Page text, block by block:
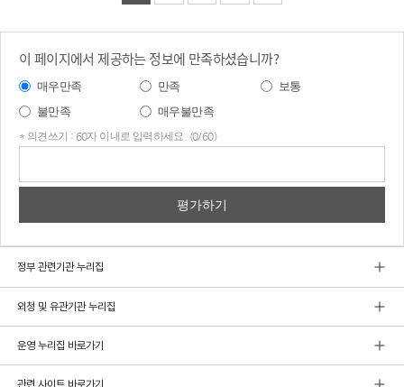
이 페이지에서 제공하는 정보에 만족하셨습니까?
매우만족 만족
보통
불만족
매우불만족
* 의견쓰기 : 60자 이내로 입력하세요. (0/60)
정부 관련기관 누리집
외청 및 유관기관 누리집
운영 누리집 바로가기
관련 사이트 바로가기